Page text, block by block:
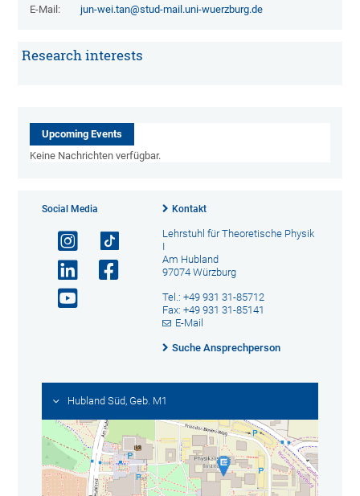
E-Mail:
jun-wei.tan@stud-mail.uni-wuerzburg.de
Research interests
Upcoming Events
Keine Nachrichten verfügbar.
Social Media Kontakt
Lehrstuhl für Theoretische Physik
I
Am Hubland
97074 Würzburg
Tel.: +49 931 31-85712
Fax: +49 931 31-85141
E-Mail
Suche Ansprechperson
Hubland Süd, Geb. M1